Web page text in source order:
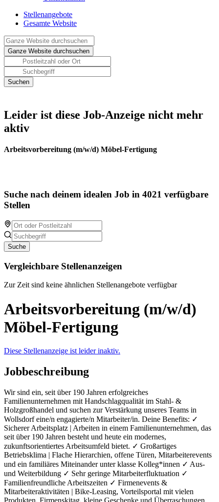
Stellenangebote
Gesamte Website
Leider ist diese Job-Anzeige nicht mehr
aktiv
Arbeitsvorbereitung (m/w/d) Möbel-Fertigung
Suche nach deinem idealen Job in 4021 verfügbare
Stellen
Suche
Vergleichbare Stellenanzeigen
Zur Zeit sind keine ähnlichen Stellenangebote verfügbar
Arbeitsvorbereitung (m/w/d)
Möbel-Fertigung
Diese Stellenanzeige ist leider inaktiv.
Jobbeschreibung
Wir sind ein, seit über 190 Jahren erfolgreiches
Familienunternehmen mit Handschlagqualität im Stahl- &
Holzgroßhandel und suchen zur Verstärkung unseres Teams in
Wollsdorf eine/n engagierte/n Mitarbeiter/in. Deine Benefits: ✓
Sicherer Arbeitsplatz | Arbeiten in einem Familienunternehmen, das
seit über 190 Jahren besteht und heute ein modernes,
zukunftsorientiertes Arbeitsumfeld bietet. ✓ Großartiges
Betriebsklima | Flache Hierarchien, offene Türen, Mitarbeiterevents
und ein familiäres Miteinander unter klasse Kolleg*innen ✓ Aus-
und Weiterbildung ✓ Sehr geringe Mitarbeiterfluktuation ✓
Familienfreundliche Arbeitszeiten ✓ Firmenevents &
Mitarbeiteraktivitäten | Bike-Leasing, Vorteilsportal mit vielen
Produkten, Firmenskitag, kleine Geschenke und Überraschungen